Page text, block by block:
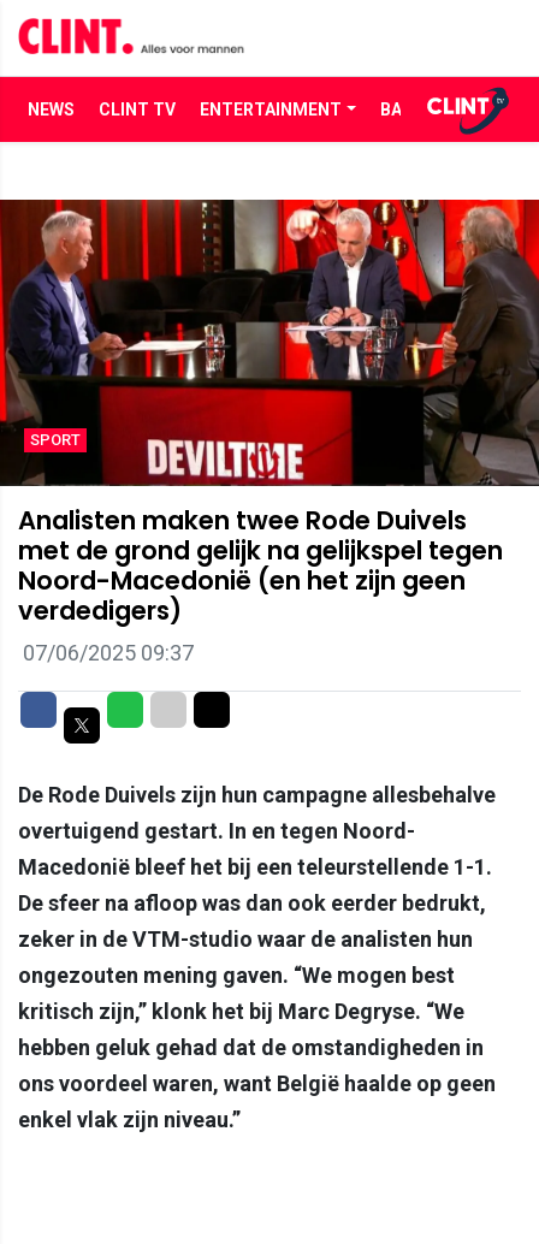
NEWS CLINT TV ENTERTAINMENT BABES LIFE
SPORT
Analisten maken twee Rode Duivels
met de grond gelijk na gelijkspel tegen
Noord-Macedonië (en het zijn geen
verdedigers)
07/06/2025 09:37
Delen op Facebook
Delen op Twitter
De Rode Duivels zijn hun campagne allesbehalve
overtuigend gestart. In en tegen Noord-
Macedonië bleef het bij een teleurstellende 1-1.
De sfeer na afloop was dan ook eerder bedrukt,
zeker in de VTM-studio waar de analisten hun
ongezouten mening gaven. “We mogen best
kritisch zijn,” klonk het bij Marc Degryse. “We
hebben geluk gehad dat de omstandigheden in
ons voordeel waren, want België haalde op geen
enkel vlak zijn niveau.”